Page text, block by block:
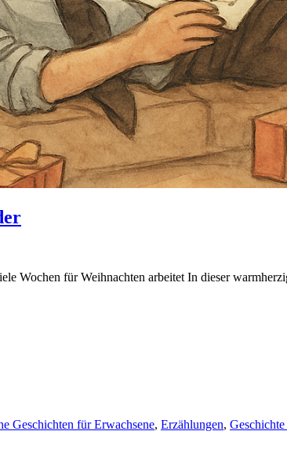
Wochen für Weihnachten arbeitet In dieser
Geschichten für Erwachsene, Erzählungen,